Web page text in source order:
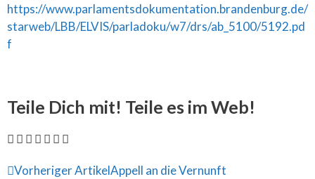
https://www.parlamentsdokumentation.brandenburg.de/
starweb/LBB/ELVIS/parladoku/w7/drs/ab_5100/5192.pd
f
Teile Dich mit! Teile es im Web!
Vorheriger ArtikelAppell an die Vernunft